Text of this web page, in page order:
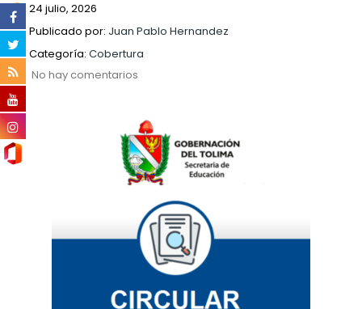
24 julio, 2026
Publicado por: Juan Pablo Hernandez
Categoría: Cobertura
No hay comentarios